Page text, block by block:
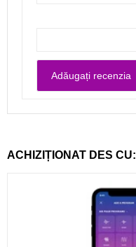
ACHIZIȚIONAT DES CU: